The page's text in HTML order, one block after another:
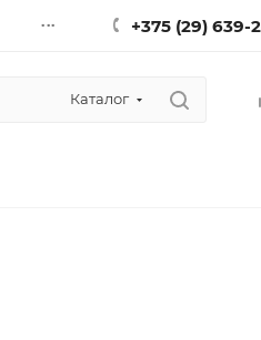
... +375 (29) 639-
Каталог